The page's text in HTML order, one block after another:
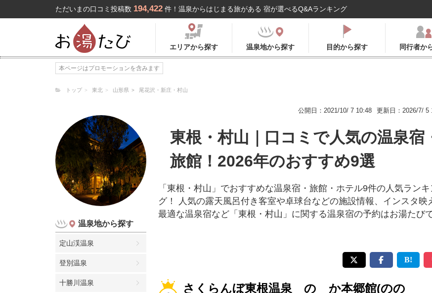
ただいまの口コミ投稿数 194,422 件！温泉からはじまる旅がある 宿が選べるQ&Aランキング
エリアから探す 温泉地から探す 目的から探す 同行者か
本ページはプロモーションを含みます
トップ 東北 山形県 尾花沢・新庄・村山
公開日：2021/10/ 7 10:48 更新日：2026/7/ 5
温泉地から探す
定山渓温泉
登別温泉
十勝川温泉
東根・村山｜口コミで人気の温泉宿
旅館！2026年のおすすめ9選
「東根・村山」でおすすめな温泉宿・旅館・ホテル9件の人気ランキ
グ！ 人気の露天風呂付き客室や卓球台などの施設情報、インスタ映
最適な温泉宿など「東根・村山」に関する温泉宿の予約はお湯たびで
さくらんぼ東根温泉 のゝか本郷館(のの